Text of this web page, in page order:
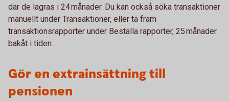
där de lagras i 24 månader. Du kan också söka transaktioner
manuellt under Transaktioner, eller ta fram
transaktionsrapporter under Beställa rapporter, 25 månader
bakåt i tiden.
Gör en extrainsättning till
pensionen